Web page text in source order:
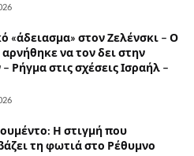
«άδειασμα» στον Ζελένσκι – Ο
να τον δει στην
Ρήγμα στις σχέσεις Ισραήλ –
Η στιγμή που
τη φωτιά στο Ρέθυμνο